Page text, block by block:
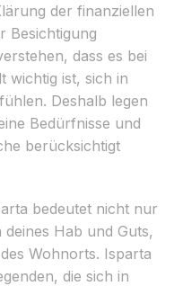
der finanziellen
Besichtigung
dass es bei
wichtig ist, sich in
Deshalb legen
Bedürfnisse und
berücksichtigt
bedeutet nicht nur
Hab und Guts,
Wohnorts. Isparta
die sich in